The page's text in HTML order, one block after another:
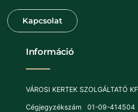
Információ
VÁROSI KERTEK SZOLGÁLTATÓ
Cégjegyzékszám
01-09-414504